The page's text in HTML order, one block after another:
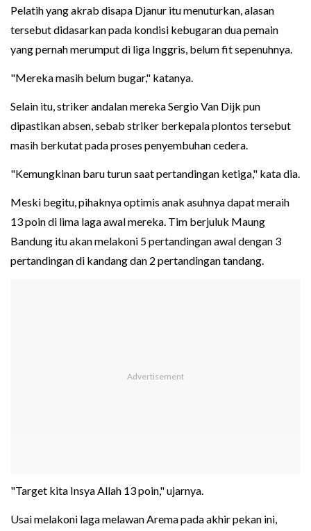
Pelatih yang akrab disapa Djanur itu menuturkan, alasan
tersebut didasarkan pada kondisi kebugaran dua pemain
yang pernah merumput di liga Inggris, belum fit sepenuhnya.
"Mereka masih belum bugar," katanya.
Selain itu, striker andalan mereka Sergio Van Dijk pun
dipastikan absen, sebab striker berkepala plontos tersebut
masih berkutat pada proses penyembuhan cedera.
"Kemungkinan baru turun saat pertandingan ketiga," kata dia.
Meski begitu, pihaknya optimis anak asuhnya dapat meraih
13 poin di lima laga awal mereka. Tim berjuluk Maung
Bandung itu akan melakoni 5 pertandingan awal dengan 3
pertandingan di kandang dan 2 pertandingan tandang.
"Target kita Insya Allah 13 poin," ujarnya.
Usai melakoni laga melawan Arema pada akhir pekan ini,